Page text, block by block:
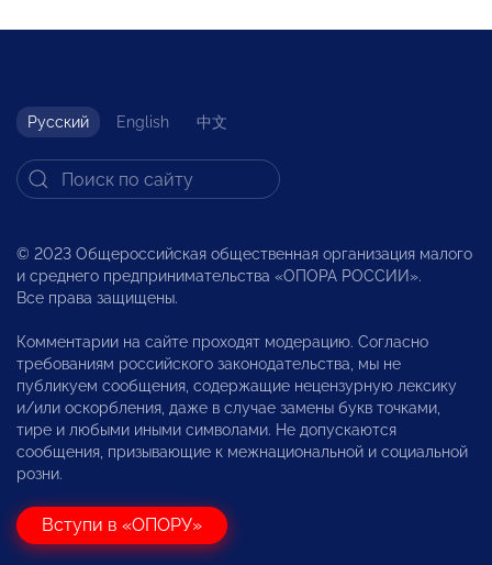
Русский English 中文
© 2023 Общероссийская общественная организация малого
и среднего предпринимательства «ОПОРА РОССИИ».
Все права защищены.
Комментарии на сайте проходят модерацию. Согласно
требованиям российского законодательства, мы не
публикуем сообщения, содержащие нецензурную лексику
и/или оскорбления, даже в случае замены букв точками,
тире и любыми иными символами. Не допускаются
сообщения, призывающие к межнациональной и социальной
розни.
Вступи в «ОПОРУ»